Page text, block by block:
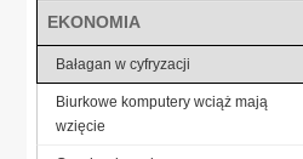
EKONOMIA
Bałagan w cyfryzacji
Biurkowe komputery wciąż mają
wzięcie